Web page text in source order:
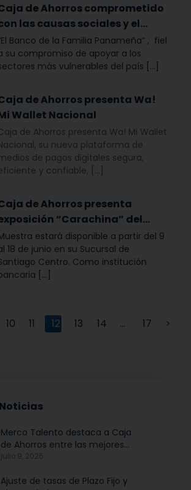
de Ahorros comprometido
las causas sociales y el
en el país
Banco de la Familia Panameña” , fiel
su compromiso de apoyar a los
más vulnerables del país [...]
de Ahorros presenta Wa!
Wallet Nacional
de Ahorros presenta Wa! Mi Wallet
su nueva plataforma de
de pagos digitales segura,
y confiable, […]
de Ahorros presenta
“Carachina” del
veragüense Arístides
estará disponible a partir del 9
18 de junio en su Sucursal de
Centro. Como institución
[...]
10 11 12 13 14 … 17 >
Merco Talento destaca a Caja
de Ahorros entre las mejores
empresas para atraer y fidelizar
julio 9, 2026
Ajuste de tasas de Plazo Fijo y